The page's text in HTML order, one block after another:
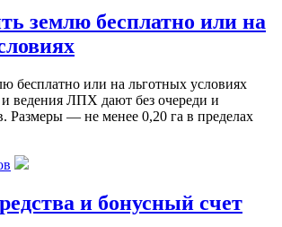
землю бесплатно или на
бесплатно или на льготных условиях
ведения ЛПХ дают без очереди и
Размеры ― не менее 0,20 га в пределах
и бонусный счет